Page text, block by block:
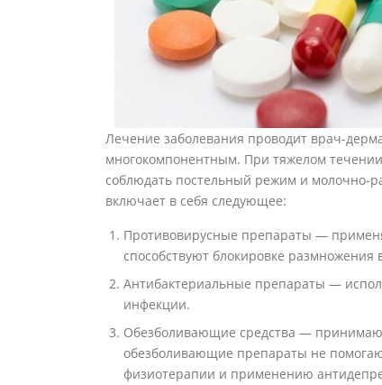
Лечение заболевания проводит врач-
многокомпонентным. При тяжелом
соблюдать постельный режим и молочно-
включает в себя следующее:
Противовирусные препараты —
способствуют блокировке
Антибактериальные препараты —
инфекции.
Обезболивающие средства —
обезболивающие препараты не
физиотерапии и применению